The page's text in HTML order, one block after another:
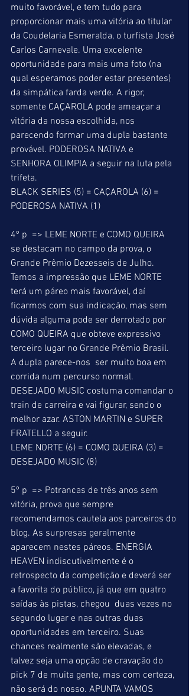
muito favorável, e tem tudo para
proporcionar mais uma vitória ao titular
da Coudelaria Esmeralda, o turfista José
Carlos Carnevale. Uma excelente
oportunidade para mais uma foto (na
qual esperamos poder estar presentes)
da simpática farda verde. A rigor,
somente CAÇAROLA pode ameaçar a
vitória da nossa escolhida, nos
parecendo formar uma dupla bastante
provável. PODEROSA NATIVA e
SENHORA OLIMPIA a seguir na luta pela
trifeta.
BLACK SERIES (5) = CAÇAROLA (6) =
PODEROSA NATIVA (1)
4º p  => LEME NORTE e COMO QUEIRA
se destacam no campo da prova, o
Grande Prêmio Dezesseis de Julho.
Temos a impressão que LEME NORTE
terá um páreo mais favorável, daí
ficarmos com sua indicação, mas sem
dúvida alguma pode ser derrotado por
COMO QUEIRA que obteve expressivo
terceiro lugar no Grande Prêmio Brasil.
A dupla parece-nos  ser muito boa em
corrida num percurso normal.
DESEJADO MUSIC costuma comandar o
train de carreira e vai figurar, sendo o
melhor azar. ASTON MARTIN e SUPER
FRATELLO a seguir.
LEME NORTE (6) = COMO QUEIRA (3) =
DESEJADO MUSIC (8)
5º p  => Potrancas de três anos sem
vitória, prova que sempre
recomendamos cautela aos parceiros do
blog. As surpresas geralmente
aparecem nestes páreos. ENERGIA
HEAVEN indiscutivelmente é o
retrospecto da competição e deverá ser
a favorita do público, já que em quatro
saídas às pistas, chegou  duas vezes no
segundo lugar e nas outras duas
oportunidades em terceiro. Suas
chances realmente são elevadas, e
talvez seja uma opção de cravação do
pick 7 de muita gente, mas com certeza,
não será do nosso. APUNTA VAMOS